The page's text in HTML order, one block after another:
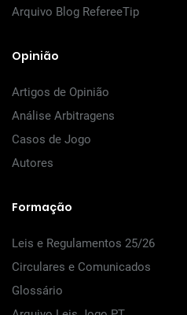
Arquivo Blog RefereeTip
Opinião
Artigos de Opinião
Análise Arbitragens
Casos de Jogo
Autores
Formação
Leis e Regulamentos 25/26
Circulares e Comunicados
Glossário